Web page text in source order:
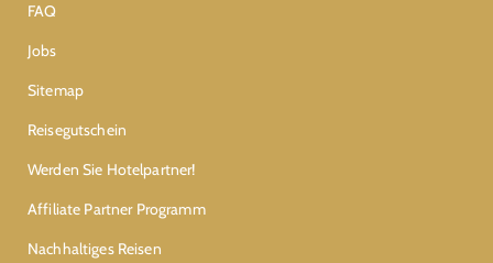
FAQ
Jobs
Sitemap
Reisegutschein
Werden Sie Hotelpartner!
Affiliate Partner Programm
Nachhaltiges Reisen